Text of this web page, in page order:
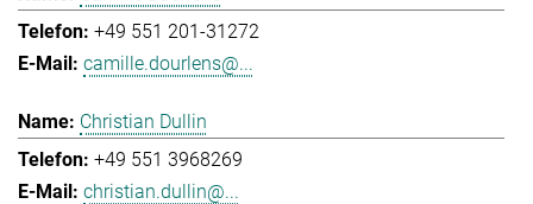
+49 551 201-31272
camille.dourlens@...
Christian Dullin
+49 551 3968269
christian.dullin@...